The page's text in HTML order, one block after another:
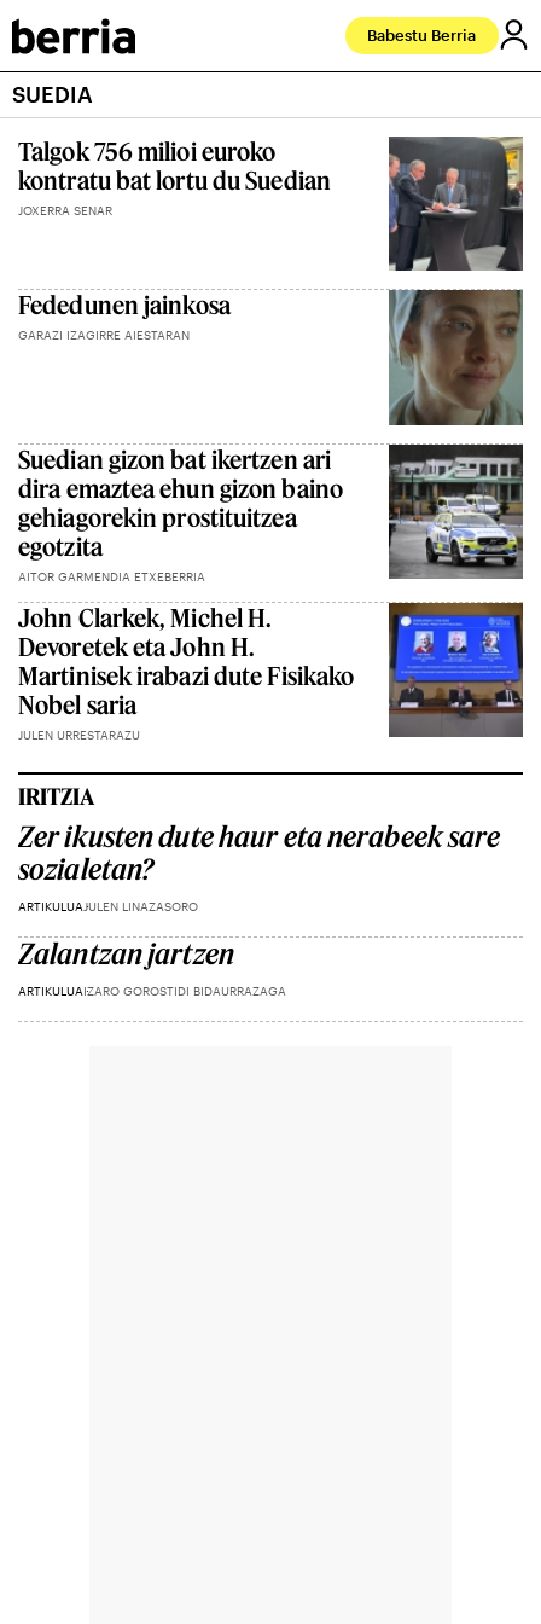
Babestu Berria
SUEDIA
Talgok 756 milioi euroko
kontratu bat lortu du Suedian
JOXERRA SENAR
Fededunen jainkosa
GARAZI IZAGIRRE AIESTARAN
Suedian gizon bat ikertzen ari
dira emaztea ehun gizon baino
gehiagorekin prostituitzea
egotzita
AITOR GARMENDIA ETXEBERRIA
John Clarkek, Michel H.
Devoretek eta John H.
Martinisek irabazi dute Fisikako
Nobel saria
JULEN URRESTARAZU
IRITZIA
Zer ikusten dute haur eta nerabeek sare
sozialetan?
ARTIKULUA JULEN LINAZASORO
Zalantzan jartzen
ARTIKULUAIZARO GOROSTIDI BIDAURRAZAGA